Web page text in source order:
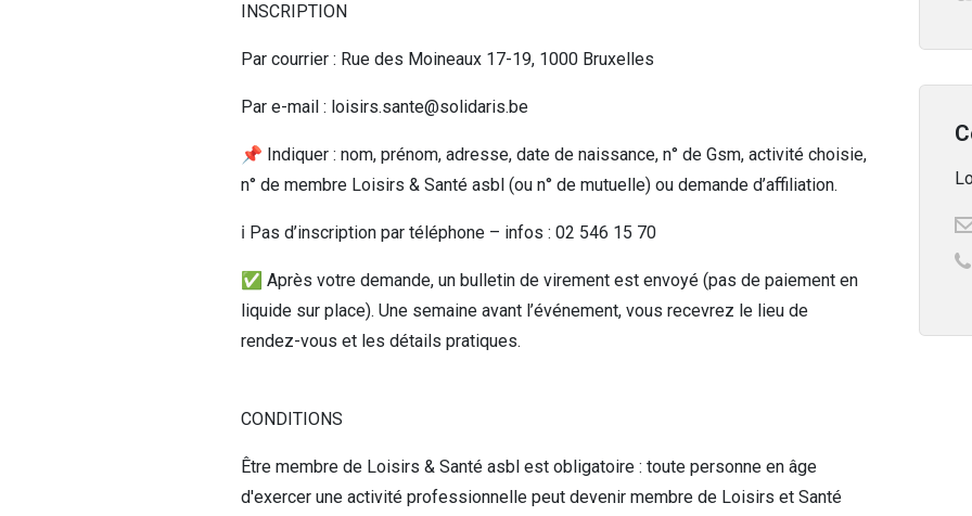
INSCRIPTION
Par courrier : Rue des Moineaux 17-19, 1000 Bruxelles
Par e-mail : loisirs.sante@solidaris.be
📌 Indiquer : nom, prénom, adresse, date de naissance, n° de Gsm, activité choisie,
n° de membre Loisirs & Santé asbl (ou n° de mutuelle) ou demande d’affiliation.
ℹ️ Pas d’inscription par téléphone – infos : 02 546 15 70
✅ Après votre demande, un bulletin de virement est envoyé (pas de paiement en
liquide sur place). Une semaine avant l’événement, vous recevrez le lieu de
rendez-vous et les détails pratiques.
CONDITIONS
Être membre de Loisirs & Santé asbl est obligatoire : toute personne en âge
d'exercer une activité professionnelle peut devenir membre de Loisirs et Santé